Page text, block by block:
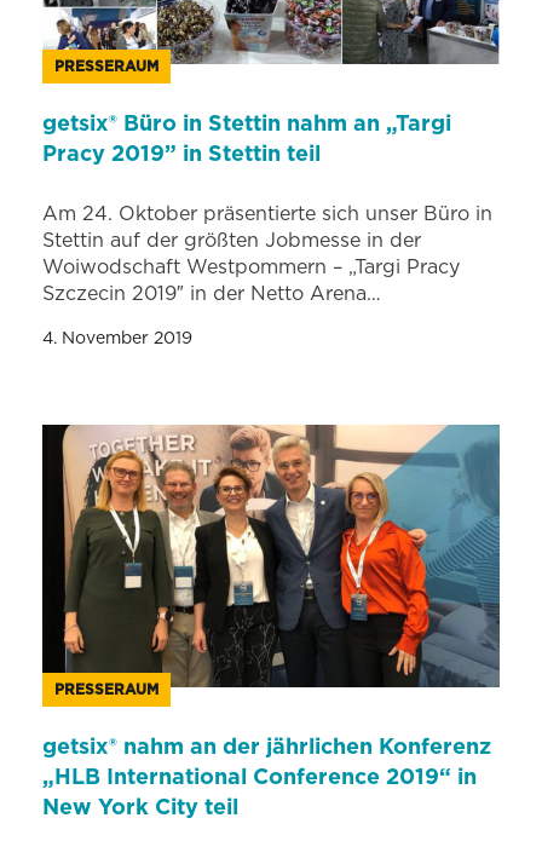
PRESSERAUM
getsix® Büro in Stettin nahm an „Targi
Pracy 2019” in Stettin teil
Am 24. Oktober präsentierte sich unser Büro in
Stettin auf der größten Jobmesse in der
Woiwodschaft Westpommern – „Targi Pracy
Szczecin 2019″ in der Netto Arena…
4. November 2019
PRESSERAUM
getsix® nahm an der jährlichen Konferenz
„HLB International Conference 2019“ in
New York City teil